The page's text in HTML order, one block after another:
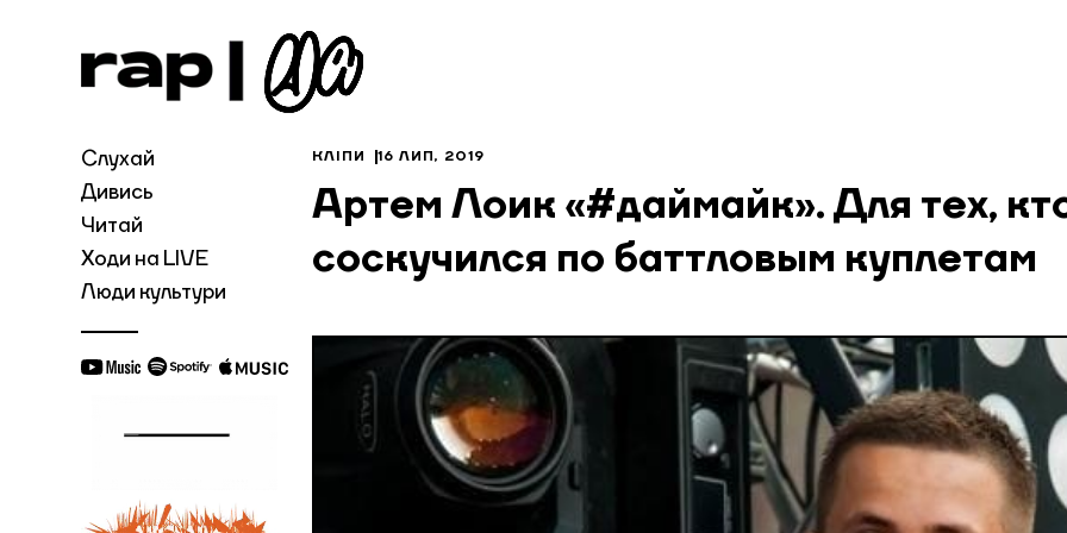
Слухай
Дивись
Читай
Ходи на LIVE
Люди культури
КЛІПИ 16 ЛИП, 2019
Артем Лоик «#даймайк». Для тех,
соскучился по баттловым куплетам